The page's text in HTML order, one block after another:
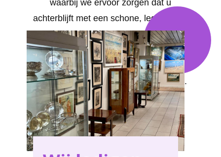
waarbij we ervoor zorgen dat u
achterblijft met een schone, lege ruimte
die aan al uw wensen voldoet. Uw
tevredenheid staat bij ons voorop. We
bieden op maat gemaakte oplossingen
voor al uw behoeften in Kleine-Brogel .